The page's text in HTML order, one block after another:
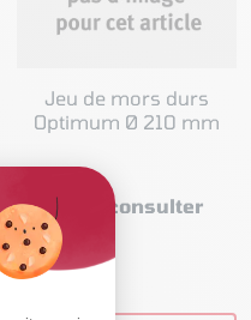
Jeu de mors durs
Optimum Ø 210 mm
Nous consulter